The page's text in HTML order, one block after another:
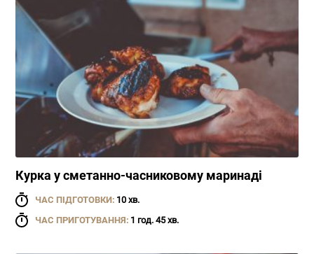
Курка у сметанно-часниковому маринаді
ЧАС ПІДГОТОВКИ: 10 хв.
ЧАС ПРИГОТУВАННЯ: 1 год. 45 хв.